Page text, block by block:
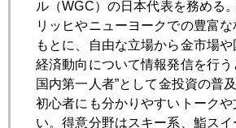
2012年
1月 2月 3月 4月
ル（WGC）の日本代表を務める
リッヒやニューヨークでの豊富
もとに、自由な立場から金市場
経済動向について情報発信を行う
国内第一人者”として金投資の普
初心者にも分かりやすいトーク
い。得意分野はスキー系、鮨スイ